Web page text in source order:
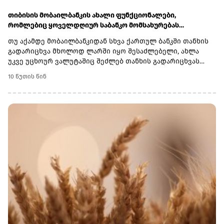
თიბისის მობაილბანკის ახალი ფუნქციონალები,
რომლებიც ყოველდღიურ საბანკო მომსახურებას
თუ აქამდე მობაილბანკიდან სხვა ქართულ ბანკში თანხის
გადარიცხვა მხოლოდ ლარში იყო შესაძლებელი, ახლა
უკვე უცხოურ ვალუტაშიც შეძლებ თანხის გადარიცხვას
განსაკუთრებით გამოგადგება, თუ საზღვარგარეთ სწავლობ
ან მოგზაურობ, გიწევს სწავლის, საცხოვრებლის ან სხვა
ხარჯების დაფარვა, ან ხშირად ახორციელებ
კომფორტულია საქართველოში მცხოვრები სხვა ქვეყნის
მოქალაქეებისთვის, რომლებსაც მსგავსი ოპერაციების
შესრულება რეგულარულად უწევთ. გარდა ამისა,
გადარიცხვისას თავად გადაწყვეტ, ვინ გადაიხდის საბანკო
საკომისიოს - შენ თუ მიმღები. თუ საკომისიოს შენ
დაფარავ, მიმღებს სრულად ჩაერიცხება გაგზავნილი თანხა,
ხოლო თუ საკომისიოს მიმღები გადაიხდის, თანხა
საკომისიოს გამოკლებით ჩაერიცხება.აქამდე უცხოურ
ვალუტაში მსგავსი გადარიცხვის განხორციელება მხოლოდ
ფილიალში ან პირადი ბანკირის დახმარებით იყო
შესაძლებელი, ახლა ყველაფერს მობაილბანკიდან,
10 წუთის წინ